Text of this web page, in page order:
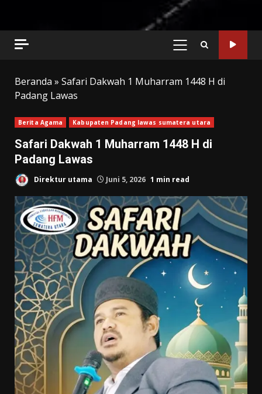
PRIMARY
Beranda » Safari Dakwah 1 Muharram 1448 H di
Padang Lawas
Berita Agama Kabupaten Padang lawas sumatera utara
Safari Dakwah 1 Muharram 1448 H di
Padang Lawas
Direktur utama Juni 5, 2026 1 min read